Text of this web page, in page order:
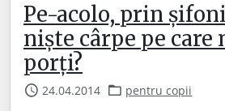
Pe-acolo, prin
niște cârpe pe care
porți?
24.04.2014 pentru copii